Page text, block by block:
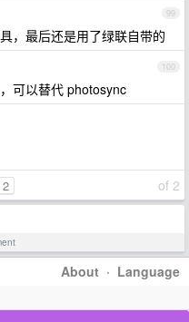
99
，最后还是用了绿联自带的
100
可以替代 photosync
of 2
2
About · Language